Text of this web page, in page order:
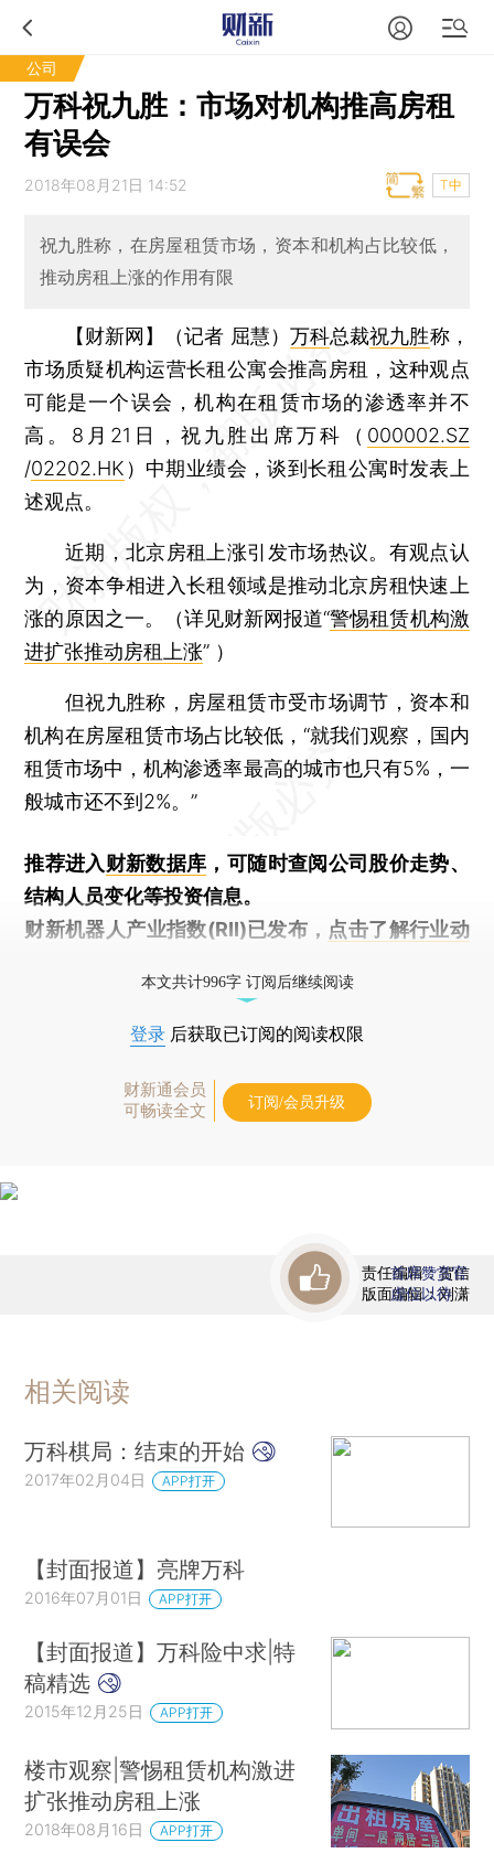
公司
万科祝九胜：市场对机构推高房租
有误会
2018年08月21日 14:52 T中
祝九胜称，在房屋租赁市场，资本和机构占比较低，
推动房租上涨的作用有限
【财新网】（记者 屈慧） 万科总裁祝九胜称，
市场质疑机构运营长租公寓会推高房租，这种观点
可能是一个误会，机构在租赁市场的渗透率并不
高。8月21日，祝九胜出席万科（ 000002.SZ
/02202.HK ）中期业绩会，谈到长租公寓时发表上
述观点。
近期，北京房租上涨引发市场热议。有观点认
为，资本争相进入长租领域是推动北京房租快速上
涨的原因之一。（详见财新网报道“警惕租赁机构激
进扩张推动房租上涨” ）
但祝九胜称，房屋租赁市受市场调节，资本和
机构在房屋租赁市场占比较低，“就我们观察，国内
租赁市场中，机构渗透率最高的城市也只有5%，一
般城市还不到2%。”
推荐进入财新数据库 ，可随时查阅公司股价走势、
结构人员变化等投资信息。
财新机器人产业指数(RII)已发布， 点击了解行业动
本文共计996字 订阅后继续阅读
登录 后获取已订阅的阅读权限
财新通会员
可畅读全文
订阅/会员升级
责任编辑：贺信
版面编辑：刘潇
首席赞赏官
虚位以待
相关阅读
万科棋局：结束的开始
2017年02月04日 APP打开
【封面报道】亮牌万科
2016年07月01日 APP打开
【封面报道】万科险中求|特
稿精选
2015年12月25日 APP打开
楼市观察|警惕租赁机构激进
扩张推动房租上涨
2018年08月16日 APP打开